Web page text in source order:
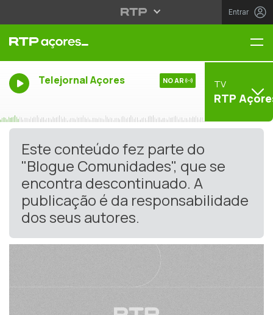
Entrar
Telejornal Açores NO AR TV
RTP
Este conteúdo fez parte do
"Blogue Comunidades", que se
encontra descontinuado. A
publicação é da responsabilidade
dos seus autores.